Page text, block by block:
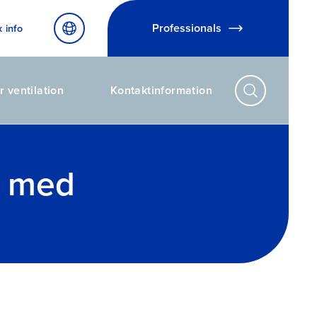
info Professionals
ventilation Kontaktinformation